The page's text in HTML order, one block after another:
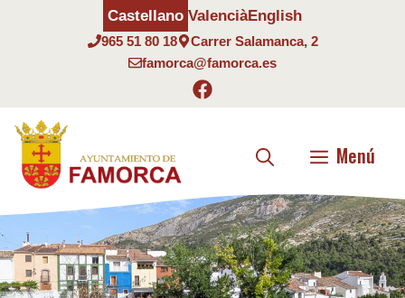
965 51 80 18
Carrer Salamanca, 2
famorca@famorca.es
Castellano ValenciàEnglish
Menú